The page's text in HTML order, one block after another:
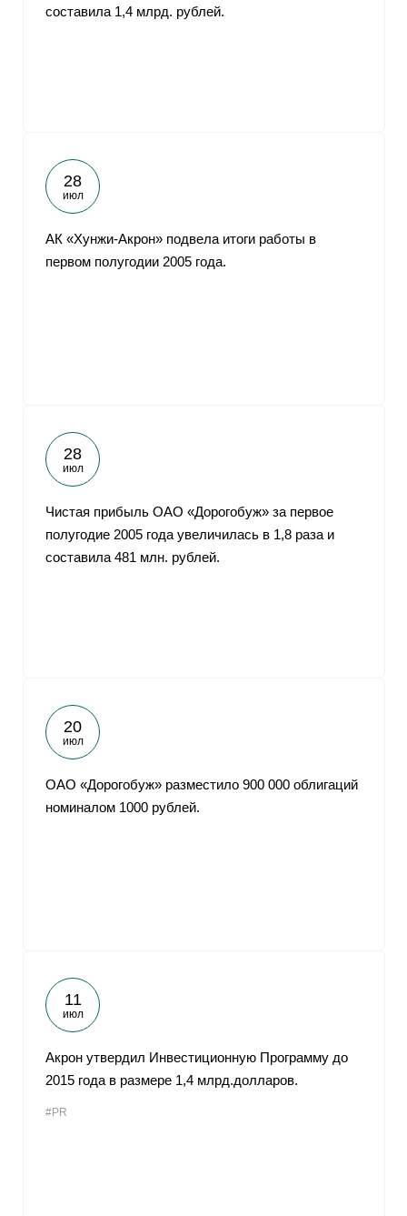
составила 1,4 млрд. рублей.
28
июл
АК «Хунжи-Акрон» подвела итоги работы в
первом полугодии 2005 года.
28
июл
Чистая прибыль ОАО «Дорогобуж» за первое
полугодие 2005 года увеличилась в 1,8 раза и
составила 481 млн. рублей.
20
июл
ОАО «Дорогобуж» разместило 900 000 облигаций
номиналом 1000 рублей.
11
июл
Акрон утвердил Инвестиционную Программу до
2015 года в размере 1,4 млрд.долларов.
#PR